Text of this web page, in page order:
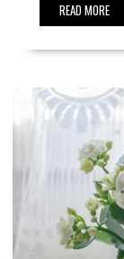
READ MORE